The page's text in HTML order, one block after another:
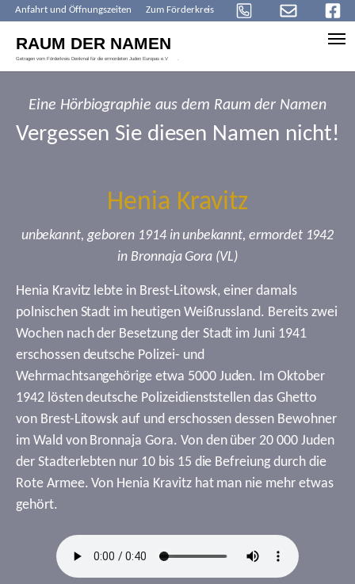
Anfahrt und Öffnungszeiten Zum Förderkreis
Eine Hörbiographie aus dem Raum der Namen
Vergessen Sie diesen Namen nicht!
Henia Kravitz
unbekannt, geboren 1914 in unbekannt, ermordet 1942
in Bronnaja Gora (VL)
Henia Kravitz lebte in Brest-Litowsk, einer damals
polnischen Stadt im heutigen Weißrussland. Bereits zwei
Wochen nach der Besetzung der Stadt im Juni 1941
erschossen deutsche Polizei- und
Wehrmachtsangehörige etwa 5000 Juden. Im Oktober
1942 lösten deutsche Polizeidienststellen das Ghetto
von Brest-Litowsk auf und erschossen dessen Bewohner
im Wald von Bronnaja Gora. Von den über 20 000 Juden
der Stadterlebten nur 10 bis 15 die Befreiung durch die
Rote Armee. Von Henia Kravitz hat man nie mehr etwas
gehört.